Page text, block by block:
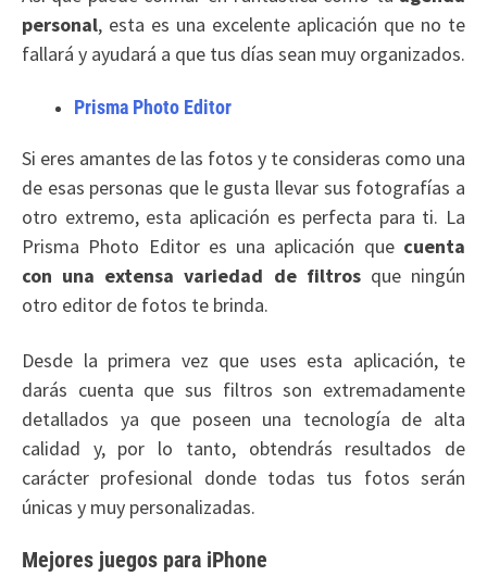
personal, esta es una excelente aplicación que no te
fallará y ayudará a que tus días sean muy organizados.
Prisma Photo Editor
Si eres amantes de las fotos y te consideras como una
de esas personas que le gusta llevar sus fotografías a
otro extremo, esta aplicación es perfecta para ti. La
Prisma Photo Editor es una aplicación que cuenta
con una extensa variedad de filtrosque ningún
otro editor de fotos te brinda.
Desde la primera vez que uses esta aplicación, te
darás cuenta que sus filtros son extremadamente
detallados ya que poseen una tecnología de alta
calidad y, por lo tanto, obtendrás resultados de
carácter profesional donde todas tus fotos serán
únicas y muy personalizadas.
Mejores juegos para iPhone